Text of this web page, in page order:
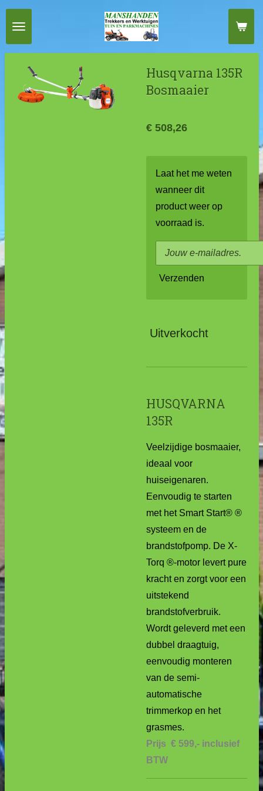
Ga
direct
naar
hoofdinhoud
Husqvarna 135R
Bosmaaier
€ 508,26
Laat het me weten
wanneer dit
product weer op
voorraad is.
Verzenden
Uitverkocht
HUSQVARNA
135R
Veelzijdige bosmaaier,
ideaal voor
huiseigenaren.
Eenvoudig te starten
met het Smart Start® ®
systeem en de
brandstofpomp. De X-
Torq ®-motor levert pure
kracht en zorgt voor een
uitstekend
brandstofverbruik.
Wordt geleverd met een
dubbel draagtuig,
eenvoudig monteren
van de semi-
automatische
trimmerkop en het
grasmes.
Prijs € 599,- inclusief
BTW